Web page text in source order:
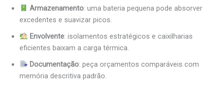
Armazenamento: uma bateria pequena pode absorver
excedentes e suavizar picos.
Envolvente: isolamentos estratégicos e caixilharias
eficientes baixam a carga térmica.
Documentação: peça orçamentos comparáveis com
memória descritiva padrão.